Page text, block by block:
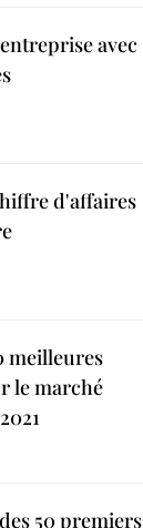
avec
d'affaires
meilleures
le marché
50 premiers